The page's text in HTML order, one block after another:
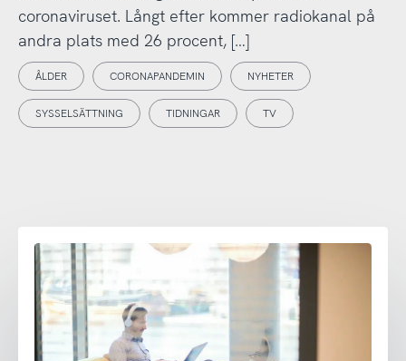
coronaviruset. Långt efter kommer radiokanal på
andra plats med 26 procent, […]
ÅLDER CORONAPANDEMIN NYHETER
SYSSELSÄTTNING TIDNINGAR TV